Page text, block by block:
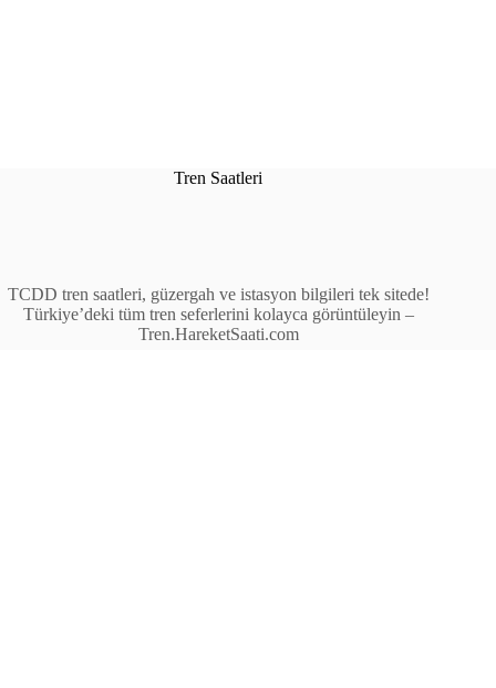
Tren Saatleri
TCDD tren saatleri, güzergah ve istasyon bilgileri tek sitede!
Türkiye’deki tüm tren seferlerini kolayca görüntüleyin –
Tren.HareketSaati.com